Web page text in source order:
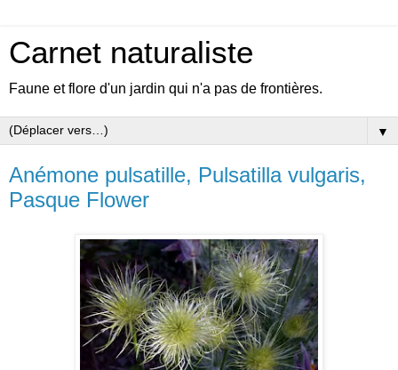
Carnet naturaliste
Faune et flore d'un jardin qui n'a pas de frontières.
▼
Anémone pulsatille, Pulsatilla vulgaris,
Pasque Flower